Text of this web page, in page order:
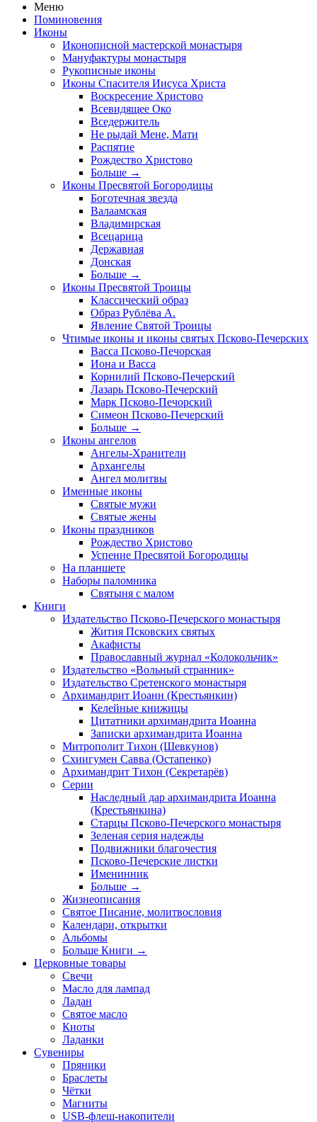
Меню
Поминовения
Иконы
Иконописной мастерской монастыря
Мануфактуры монастыря
Рукописные иконы
Иконы Спасителя Иисуса Христа
Воскресение Христово
Всевидящее Око
Вседержитель
Не рыдай Мене, Мати
Распятие
Рождество Христово
Больше →
Иконы Пресвятой Богородицы
Боготечная звезда
Валаамская
Владимирская
Всецарица
Державная
Донская
Больше →
Иконы Пресвятой Троицы
Классический образ
Образ Рублёва А.
Явление Святой Троицы
Чтимые иконы и иконы святых Псково-Печерских
Васса Псково-Печорская
Иона и Васса
Корнилий Псково-Печерский
Лазарь Псково-Печерский
Марк Псково-Печорский
Симеон Псково-Печерский
Больше →
Иконы ангелов
Ангелы-Хранители
Архангелы
Ангел молитвы
Именные иконы
Святые мужи
Святые жены
Иконы праздников
Рождество Христово
Успение Пресвятой Богородицы
На планшете
Наборы паломника
Святыня с малом
Книги
Издательство Псково-Печерского монастыря
Жития Псковских святых
Акафисты
Православный журнал «Колокольчик»
Издательство «Вольный странник»
Издательство Сретенского монастыря
Архимандрит Иоанн (Крестьянкин)
Келейные книжицы
Цитатники архимандрита Иоанна
Записки архимандрита Иоанна
Митрополит Тихон (Шевкунов)
Схиигумен Савва (Остапенко)
Архимандрит Тихон (Секретарёв)
Серии
Наследный дар архимандрита Иоанна
(Крестьянкина)
Старцы Псково-Печерского монастыря
Зеленая серия надежды
Подвижники благочестия
Псково-Печерские листки
Именинник
Больше →
Жизнеописания
Святое Писание, молитвословия
Календари, открытки
Альбомы
Больше Книги →
Церковные товары
Свечи
Масло для лампад
Ладан
Святое масло
Киоты
Ладанки
Сувениры
Пряники
Браслеты
Чётки
Магниты
USB-флеш-накопители